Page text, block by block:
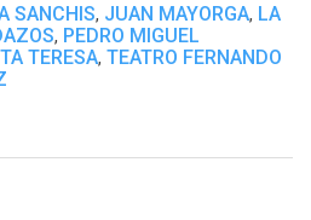
SANCHIS, JUAN MAYORGA, LA
, PEDRO MIGUEL
TERESA, TEATRO FERNANDO